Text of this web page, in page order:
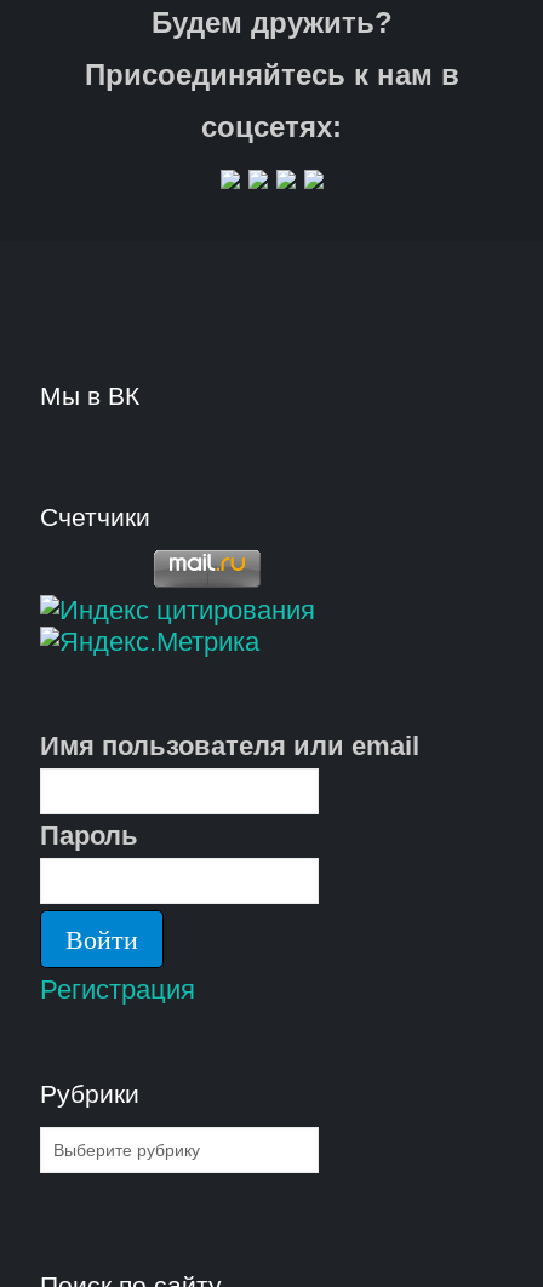
Будем дружить?
Присоединяйтесь к нам в
соцсетях:
Мы в ВК
Счетчики
Имя пользователя или email
Пароль
Регистрация
Рубрики
Рубрики